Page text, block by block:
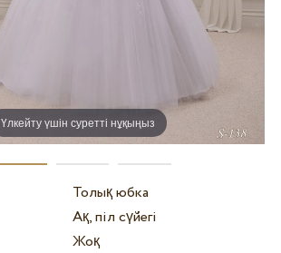
Үлкейту үшін суретті нұқыңыз
Толық юбка
Ақ, піл сүйегі
Жоқ